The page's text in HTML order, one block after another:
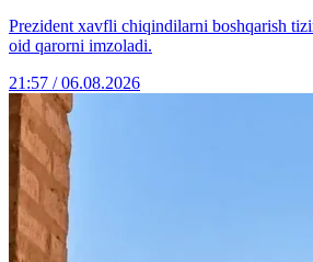
Prezident xavfli chiqindilarni boshqarish
oid qarorni imzoladi.
21:57 / 06.08.2026